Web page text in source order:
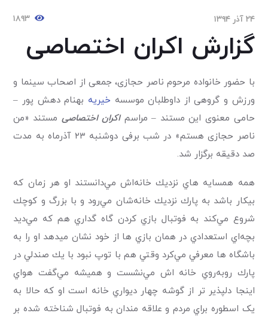
۲۴ آذر ۱۳۹۴ ۱۸۹۳
گزارش اکران اختصاصی
با حضور خانواده مرحوم ناصر حجازی، جمعی از اصحاب سینما و
ورزش و گروهی از داوطلبان موسسه خیریه بهنام دهش پور –
حامی معنوی این مستند – مراسماکران اختصاصی مستند «من
ناصر حجازی هستم» در شب برفی دوشنبه ۲۳ آذرماه به مدت
صد دقیقه برگزار شد.
همه همسايه هاي نزديك خانه‌اش مي‌دانستند او هر زمان كه
بيكار باشد به پارك نزديك خانه‌شان مي‌رود و با بزرگ و كوچك
شروع مي‌كند به فوتبال بازي كردن گاه گداري هم كه مي‌ديد
بچه‌اي استعدادي در همان بازي ها از خود نشان میدهد او را به
باشگاه ها معرفي مي‌كرد وقتي هم با توپ نبود با يك صندلي در
پارك روبه‌روي خانه اش مي‌نشست و هميشه مي‌گفت هواي
اينجا دلپذير تر از گوشه چهار ديواري خانه است او كه حالا به
یک اسطوره براي مردم و علاقه مندان به فوتبال شناخته شده بر